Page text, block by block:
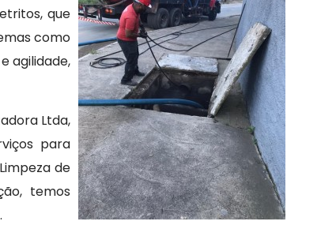
que
como
agilidade,
Ltda,
para
de
temos